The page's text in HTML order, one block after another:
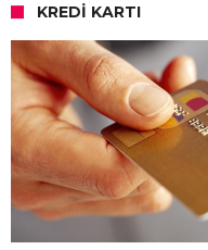
KREDI KARTI